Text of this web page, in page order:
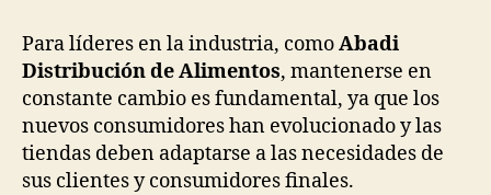
Para líderes en la industria, comoAbadi
Distribución de Alimentos, mantenerse en
constante cambio es fundamental, ya que los
nuevos consumidores han evolucionado y las
tiendas deben adaptarse a las necesidades de
sus clientes y consumidores finales.